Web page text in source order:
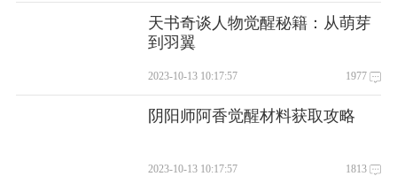
天书奇谈人物觉醒秘籍：从萌芽
到羽翼
2023-10-13 10:17:57 1977
阴阳师阿香觉醒材料获取攻略
2023-10-13 10:17:57 1813